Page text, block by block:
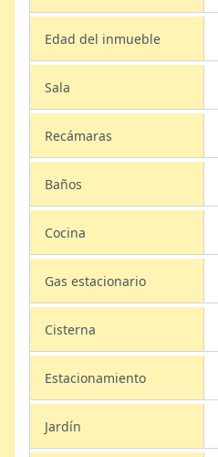
Edad del inmueble
Sala
Recámaras
Baños
Cocina
Gas estacionario
Cisterna
Estacionamiento
Jardín